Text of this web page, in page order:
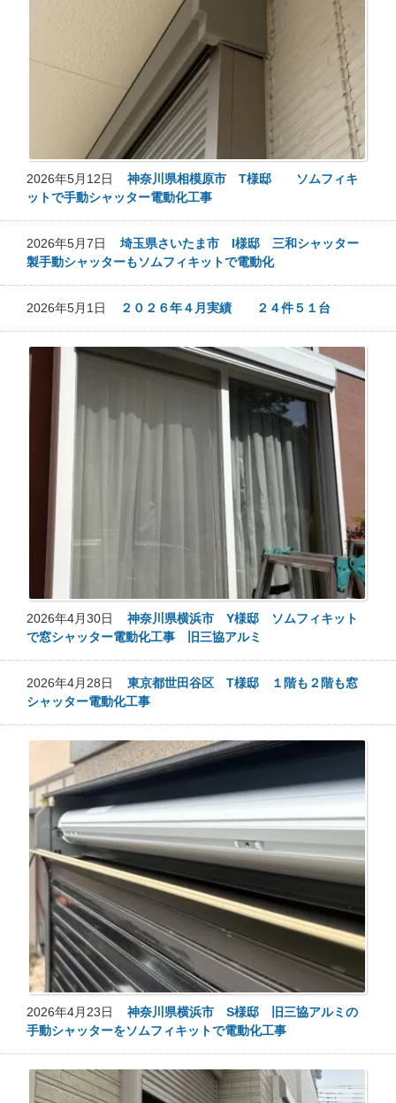
2026年5月12日 神奈川県相模原市 T様邸 ソムフィキ
ットで手動シャッター電動化工事
2026年5月7日 埼玉県さいたま市 I様邸 三和シャッター
製手動シャッターもソムフィキットで電動化
2026年5月1日 ２０２６年４月実績 ２４件５１台
2026年4月30日 神奈川県横浜市 Y様邸 ソムフィキット
で窓シャッター電動化工事 旧三協アルミ
2026年4月28日 東京都世田谷区 T様邸 １階も２階も窓
シャッター電動化工事
2026年4月23日 神奈川県横浜市 S様邸 旧三協アルミの
手動シャッターをソムフィキットで電動化工事